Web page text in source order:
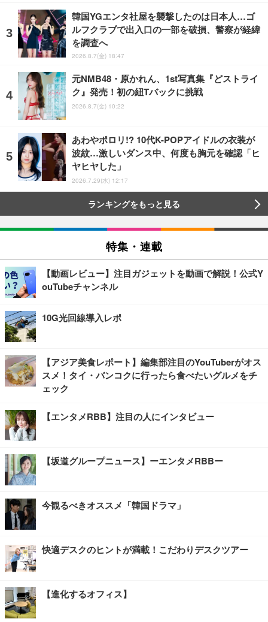
韓国YGエンタ社屋を襲撃したのは日本人…ゴ
ルフクラブで出入口の一部を破損、警察が経緯
を調査へ
2026.8.7(金) 18:47
元NMB48・原かれん、1st写真集『どストライ
ク』発売！初の紐Tバックに挑戦
2026.8.7(金) 10:22
あわやポロリ!? 10代K-POPアイドルの衣装が
波紋…激しいダンス中、何度も胸元を確認「ヒ
ヤヒヤした」
2026.7.29(水) 12:17
ランキングをもっと見る
特集・連載
【動画レビュー】注目ガジェットを動画で解説！公式Y
ouTubeチャンネル
10G光回線導入レポ
【アジア美食レポート】編集部注目のYouTuberがオス
スメ！タイ・バンコクに行ったら食べたいグルメをチ
ェック
【エンタメRBB】注目の人にインタビュー
【坂道グループニュース】ーエンタメRBBー
今観るべきオススメ「韓国ドラマ」
快適デスクのヒントが満載！こだわりデスクツアー
【進化するオフィス】